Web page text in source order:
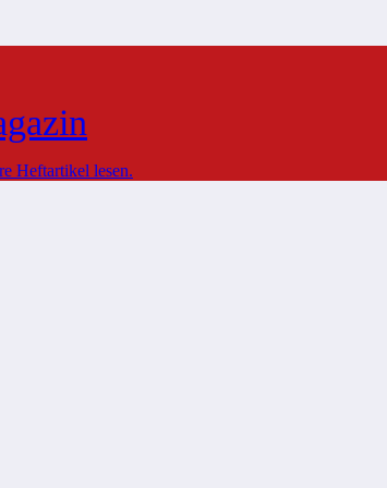
Heftartikel lesen.